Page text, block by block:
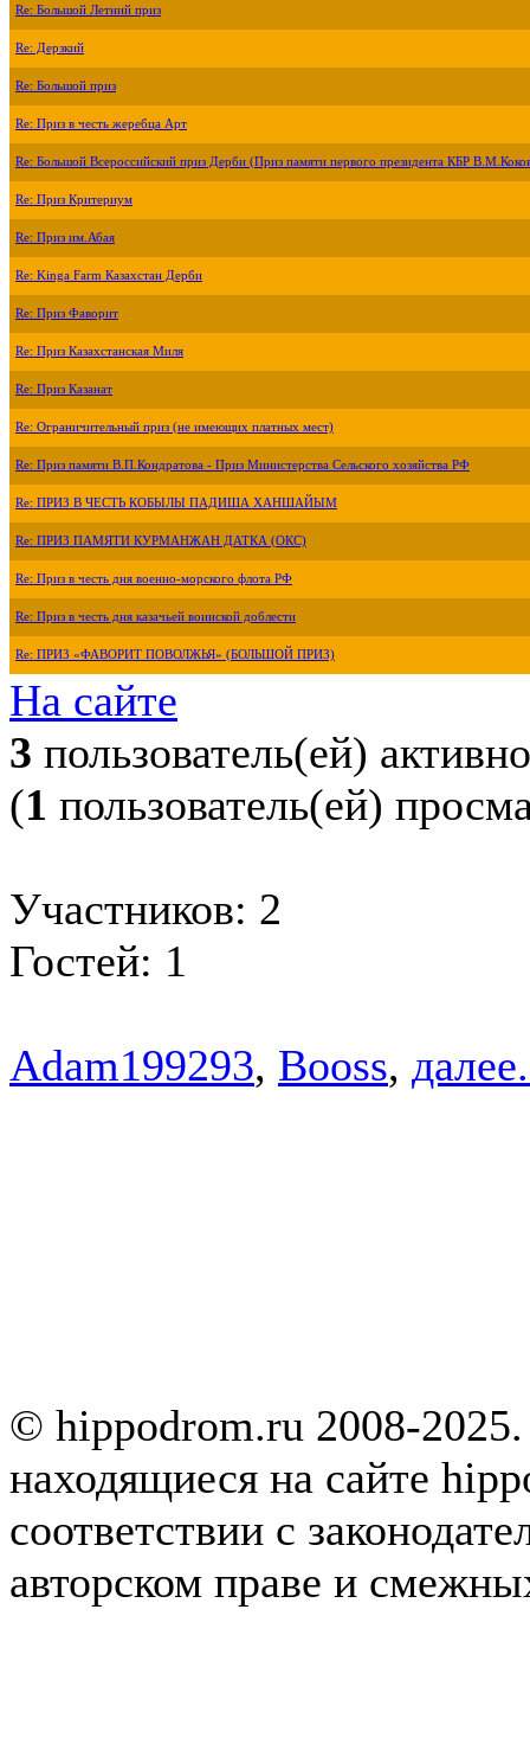
Re: Большой Летний приз
Re: Дерзкий
Re: Большой приз
Re: Приз в честь жеребца Арт
Re: Большой Всероссийский приз Дерби (Приз памяти первого президента КБР
Re: Приз Критериум
Re: Приз им.Абая
Re: Kinga Farm Казахстан Дерби
Re: Приз Фаворит
Re: Приз Казахстанская Миля
Re: Приз Казанат
Re: Ограничительный приз (не имеющих платных мест)
Re: Приз памяти В.П.Кондратова - Приз Министерства Сельского хозяйства РФ
Re: ПРИЗ В ЧЕСТЬ КОБЫЛЫ ПАДИША ХАНШАЙЫМ
Re: ПРИЗ ПАМЯТИ КУРМАНЖАН ДАТКА (ОКС)
Re: Приз в честь дня военно-морского флота РФ
Re: Приз в честь дня казачьей воинской доблести
Re: ПРИЗ «ФАВОРИТ ПОВОЛЖЬЯ» (БОЛЬШОЙ ПРИЗ)
На сайте
3 пользователь(ей) активно
(1 пользователь(ей)
Участников: 2
Гостей: 1
Adam199293, Booss,
© hippodrom.ru 2008-
находящиеся на сайте
соответствии с
авторском праве и